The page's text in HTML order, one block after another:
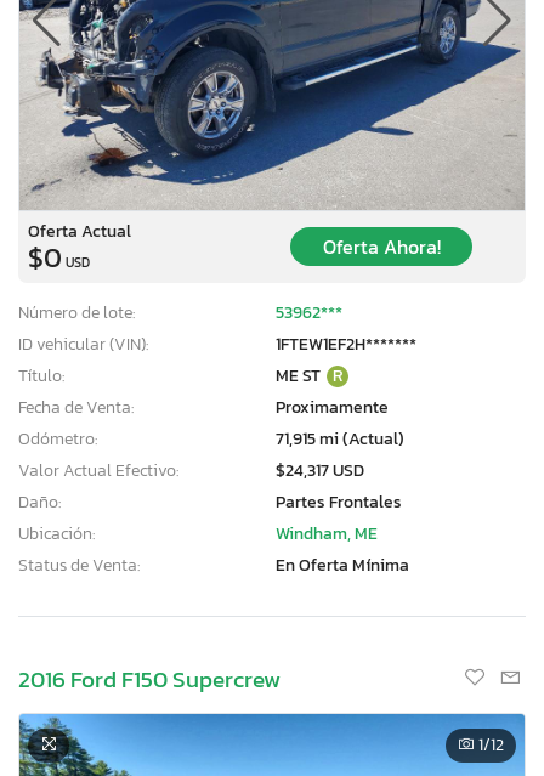
Oferta Actual
$0 USD
Oferta Ahora!
Número de lote:
53962***
ID vehicular (VIN):
1FTEW1EF2H*******
Título:
ME ST R
Fecha de Venta:
Proximamente
Odómetro:
71,915 mi (Actual)
Valor Actual Efectivo:
$24,317 USD
Daño:
Partes Frontales
Ubicación:
Windham, ME
Status de Venta:
En Oferta Mínima
2016 Ford F150 Supercrew
1/12